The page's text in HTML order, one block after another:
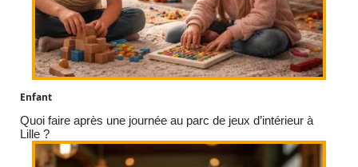
Enfant
Quoi faire après une journée au parc de jeux d’intérieur à
Lille ?